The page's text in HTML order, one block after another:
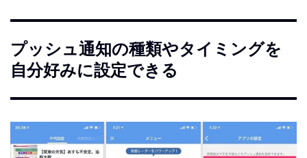
プッシュ通知の種類やタイミングを
自分好みに設定できる